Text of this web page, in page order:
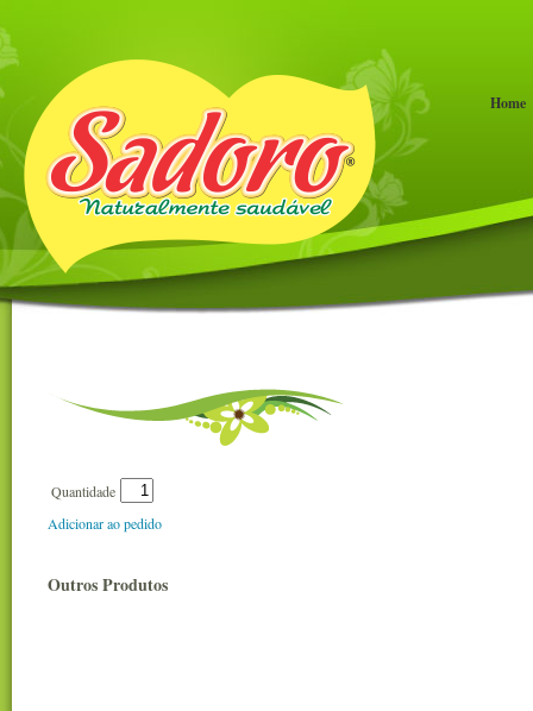
Home
Quantidade
Adicionar ao pedido
Outros Produtos